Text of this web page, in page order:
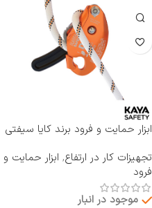
ابزار حمایت و فرود برند کایا سیفتی
تجهیزات کار در ارتفاع, ابزار حمایت و
فرود
موجود در انبار